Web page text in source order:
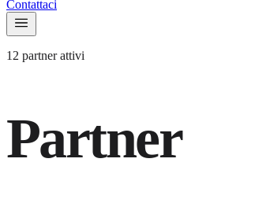
Contattaci
12 partner attivi
Partner